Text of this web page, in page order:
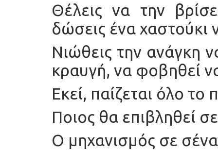
Θέλεις να την
δώσεις ένα χαστούκι
Νιώθεις την ανάγκη
κραυγή, να φοβηθεί
Εκεί, παίζεται όλο το
Ποιος θα επιβληθεί
Ο μηχανισμός σε